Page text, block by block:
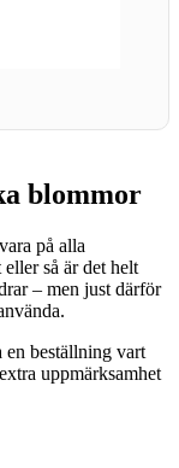
blommor
på alla
så är det helt
– men just därför
en beställning vart
uppmärksamhet